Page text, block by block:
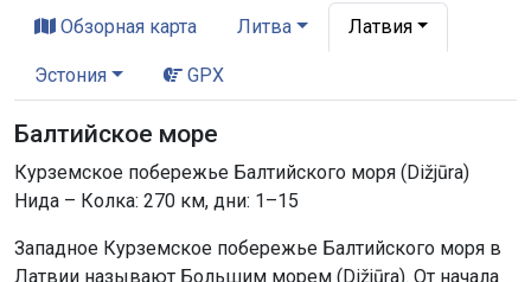
Обзорная карта Литва Латвия
Эстония GPX
Балтийское море
Курземское побережье Балтийского моря (Dižjūra)
Нида – Колка: 270 км, дни: 1–15
Западное Курземское побережье Балтийского моря в
Латвии называют Большим морем (Dižjūra). От начала